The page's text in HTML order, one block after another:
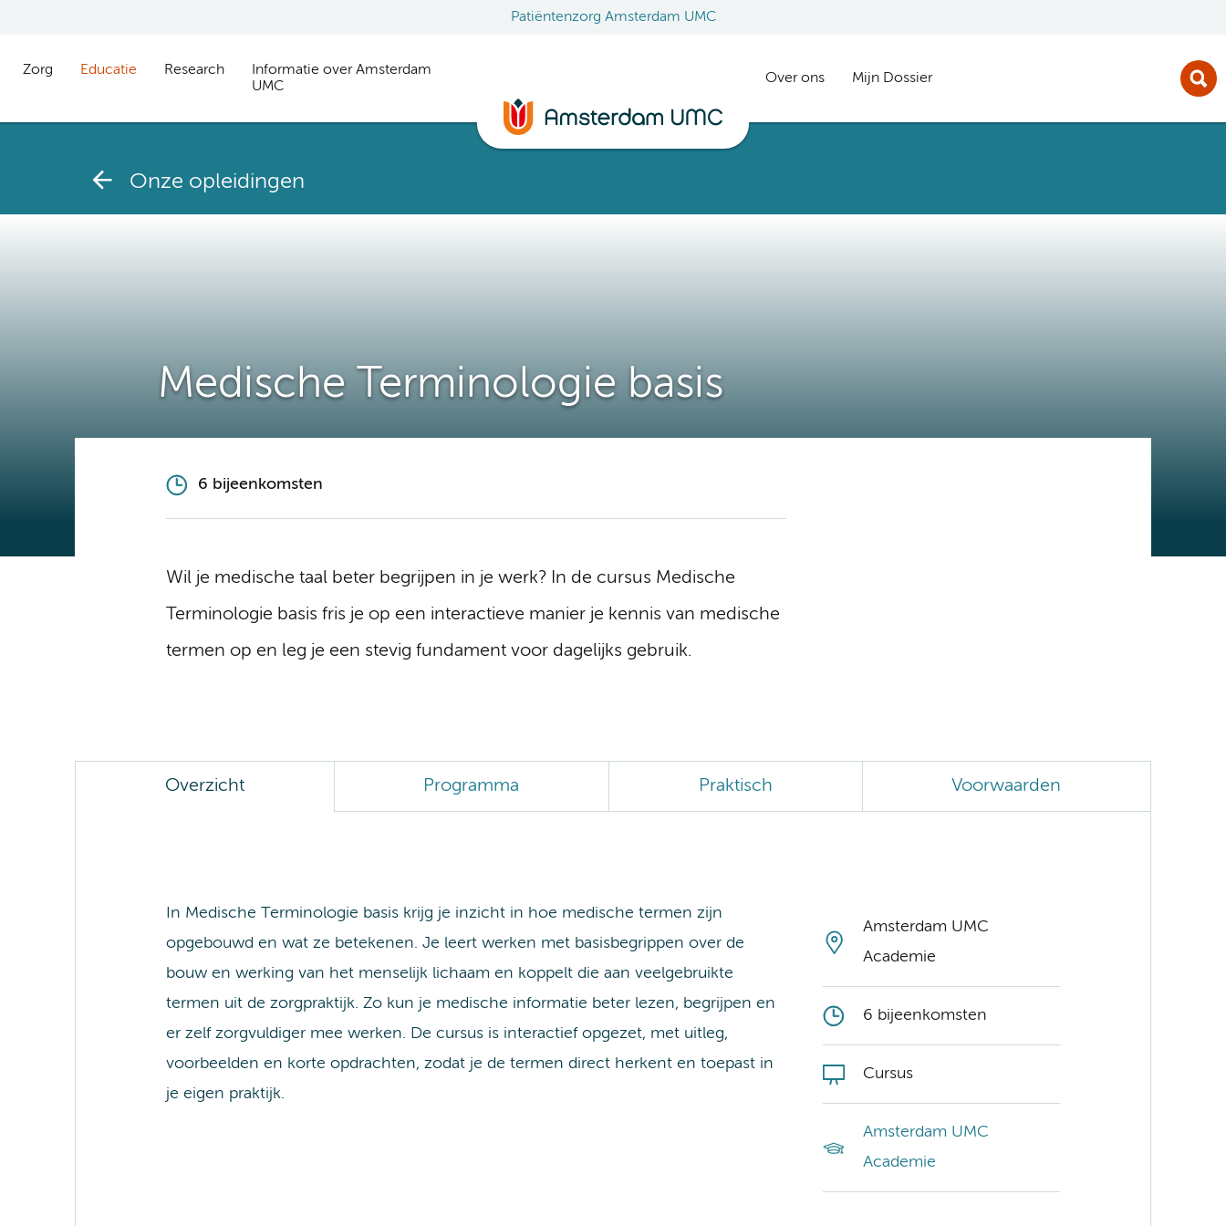
Patiëntenzorg Amsterdam UMC
Zorg Educatie Research
Informatie over Amsterdam
UMC
Over ons Mijn Dossier
Onze opleidingen
Medische Terminologie basis
6 bijeenkomsten
Wil je medische taal beter begrijpen in je werk? In de cursus Medische
Terminologie basis fris je op een interactieve manier je kennis van medische
termen op en leg je een stevig fundament voor dagelijks gebruik.
Overzicht Programma Praktisch Voorwaarden
In Medische Terminologie basis krijg je inzicht in hoe medische termen zijn
opgebouwd en wat ze betekenen. Je leert werken met basisbegrippen over de
bouw en werking van het menselijk lichaam en koppelt die aan veelgebruikte
termen uit de zorgpraktijk. Zo kun je medische informatie beter lezen, begrijpen en
er zelf zorgvuldiger mee werken. De cursus is interactief opgezet, met uitleg,
voorbeelden en korte opdrachten, zodat je de termen direct herkent en toepast in
je eigen praktijk.
Amsterdam UMC
Academie
6 bijeenkomsten
Cursus
Amsterdam UMC
Academie